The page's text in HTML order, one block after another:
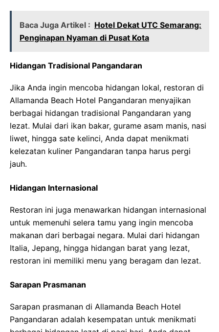
Baca Juga Artikel : Hotel Dekat UTC Semarang:
Penginapan Nyaman di Pusat Kota
Hidangan Tradisional Pangandaran
Jika Anda ingin mencoba hidangan lokal, restoran di
Allamanda Beach Hotel Pangandaran menyajikan
berbagai hidangan tradisional Pangandaran yang
lezat. Mulai dari ikan bakar, gurame asam manis, nasi
liwet, hingga sate kelinci, Anda dapat menikmati
kelezatan kuliner Pangandaran tanpa harus pergi
jauh.
Hidangan Internasional
Restoran ini juga menawarkan hidangan internasional
untuk memenuhi selera tamu yang ingin mencoba
makanan dari berbagai negara. Mulai dari hidangan
Italia, Jepang, hingga hidangan barat yang lezat,
restoran ini memiliki menu yang beragam dan lezat.
Sarapan Prasmanan
Sarapan prasmanan di Allamanda Beach Hotel
Pangandaran adalah kesempatan untuk menikmati